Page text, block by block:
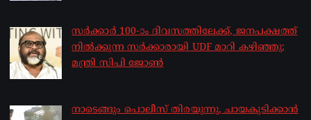
സർക്കാർ 100-ാം ദിവസത്തിലേക്ക്, ജനപക്ഷത്ത്
നിൽക്കുന്ന സർക്കാരായി UDF മാറി കഴിഞ്ഞു;
മന്ത്രി സിപി ജോൺ
നാടെങ്ങും പൊലീസ് തിരയുന്നു, ചായകുടിക്കാൻ